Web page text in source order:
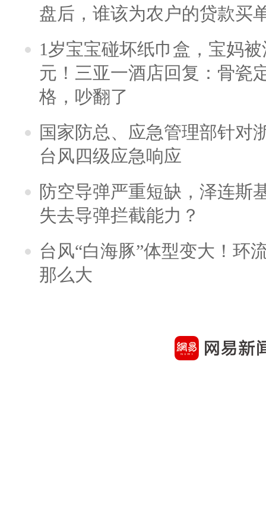
盘后，谁该为农户的贷款买
1岁宝宝碰坏纸巾盒，宝妈
元！三亚一酒店回复：骨瓷
格，吵翻了
国家防总、应急管理部针对
台风四级应急响应
防空导弹严重短缺，泽连斯
失去导弹拦截能力？
台风“白海豚”体型变大！环
那么大